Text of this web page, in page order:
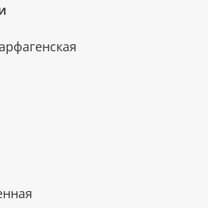
оформлении образа
фронтажные грунты,
и темперные краски. Венец и
украшены рельефным
жемчугом или
камнями.
(Юлия) Карфагенская
различных болезней.
женщин с именем Юлия.